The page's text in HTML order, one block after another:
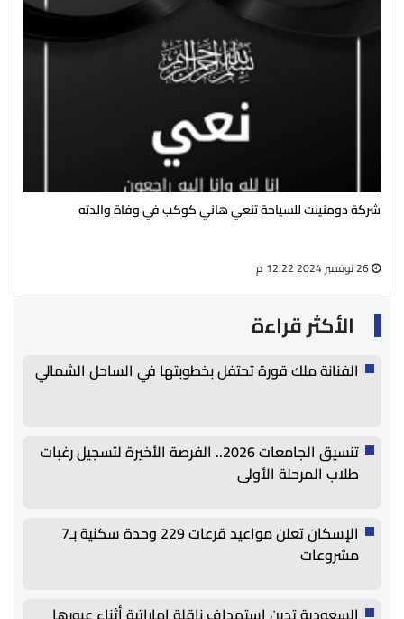
والدته
رئيس مجلس إدارة شركة الشحنة الكهربائية ينعي
27 أغسطس 2024 05:13 م
الأكثر قراءة
الفنانة ملك قورة تحتفل بخطوبتها في الساحل الشمالي
تنسيق الجامعات 2026.. الفرصة الأخيرة لتسجيل رغبات
طلاب المرحلة الأولى
الإسكان تعلن مواعيد قرعات 229 وحدة سكنية بـ7
مشروعات